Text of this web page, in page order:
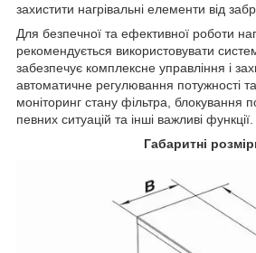
захистити нагрівальні елементи від
Для безпечної та ефективної роботи
рекомендується використовувати
забезпечує комплексне управління і
автоматичне регулювання потужності
моніторинг стану фільтра, блокування
певних ситуацій та інші важливі функції.
Габаритні